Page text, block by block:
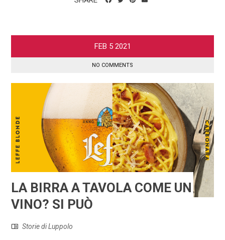
FEB 5 2021
NO COMMENTS
LA BIRRA A TAVOLA COME UN
VINO? SI PUÒ
Storie di Luppolo